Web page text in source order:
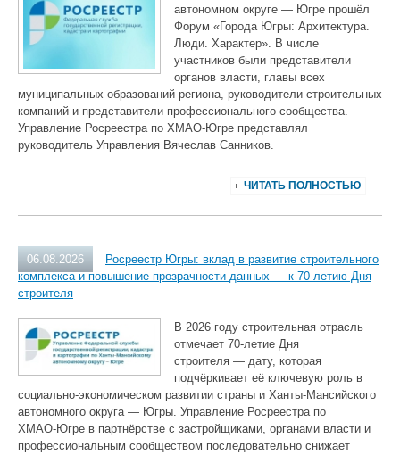
автономном округе — Югре прошёл
Форум «Города Югры: Архитектура.
Люди. Характер». В числе
участников были представители
органов власти, главы всех
муниципальных образований региона, руководители строительных
компаний и представители профессионального сообщества.
Управление Росреестра по ХМАО‑Югре представлял
руководитель Управления Вячеслав Санников.
ЧИТАТЬ ПОЛНОСТЬЮ
06.08.2026
Росреестр Югры: вклад в развитие строительного
комплекса и повышение прозрачности данных — к 70 летию Дня
строителя
В 2026 году строительная отрасль
отмечает 70‑летие Дня
строителя — дату, которая
подчёркивает её ключевую роль в
социально‑экономическом развитии страны и Ханты‑Мансийского
автономного округа — Югры. Управление Росреестра по
ХМАО‑Югре в партнёрстве с застройщиками, органами власти и
профессиональным сообществом последовательно снижает